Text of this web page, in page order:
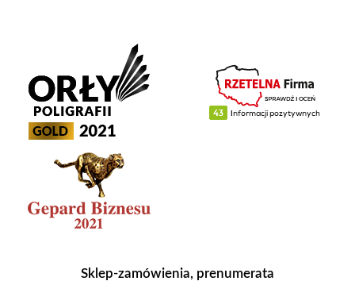
Sklep-zamówienia, prenumerata